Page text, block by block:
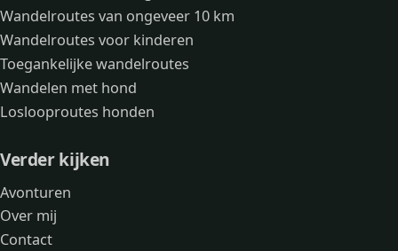
Wandelroutes van ongeveer 10 km
Wandelroutes voor kinderen
Toegankelijke wandelroutes
Wandelen met hond
Loslooproutes honden
Verder kijken
Avonturen
Over mij
Contact